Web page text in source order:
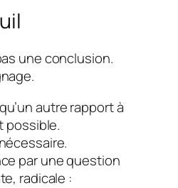
une conclusion.
autre rapport à
possible.
par une question
radicale :